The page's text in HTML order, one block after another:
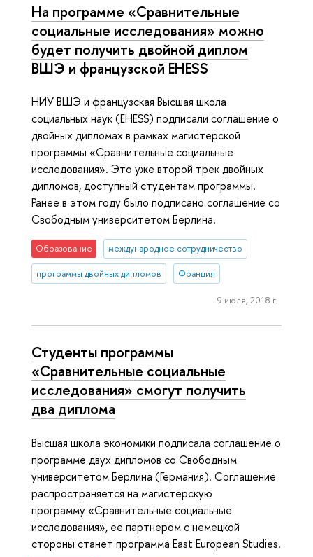
На программе «Сравнительные
социальные исследования» можно
будет получить двойной диплом
ВШЭ и французской EHESS
НИУ ВШЭ и французская Высшая школа
социальных наук (EHESS) подписали соглашение о
двойных дипломах в рамках магистерской
программы «Сравнительные социальные
исследования». Это уже второй трек двойных
дипломов, доступный студентам программы.
Ранее в этом году было подписано соглашение со
Свободным университетом Берлина.
Образование международное сотрудничество
программы двойных дипломов Франция
9 июля, 2018 г.
Студенты программы
«Сравнительные социальные
исследования» смогут получить
два диплома
Высшая школа экономики подписала соглашение о
программе двух дипломов со Свободным
университетом Берлина (Германия). Соглашение
распространяется на магистерскую
программу «Сравнительные социальные
исследования», ее партнером с немецкой
стороны станет программа East European Studies.